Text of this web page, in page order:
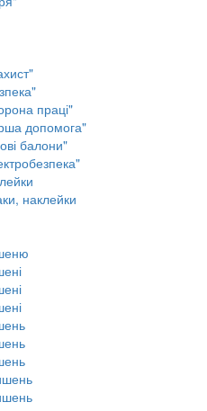
праці"
допомога"
балони"
наклейки